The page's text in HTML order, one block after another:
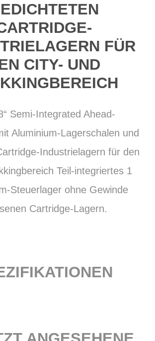
FÜR
CITY- UND
Semi-Integrated Ahead-
Aluminium-Lagerschalen und
Industrielagern für den
Teil-integriertes 1
Steuerlager ohne Gewinde
Cartridge-Lagern.